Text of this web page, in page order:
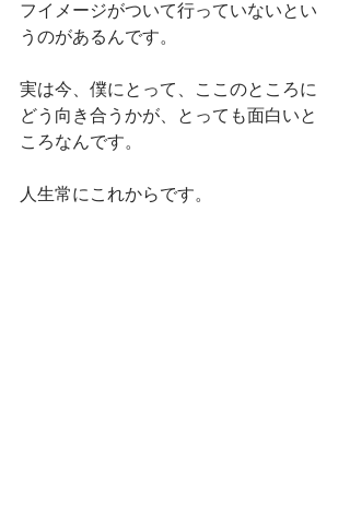
フイメージがついて行っていないとい
うのがあるんです。
実は今、僕にとって、ここのところに
どう向き合うかが、とっても面白いと
ころなんです。
人生常にこれからです。